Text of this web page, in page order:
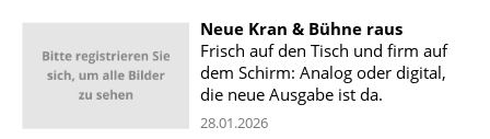
KONTAKT
Neue Kran & Bühne raus
Frisch auf den Tisch und firm auf
dem Schirm: Analog oder digital,
die neue Ausgabe ist da.
28.01.2026